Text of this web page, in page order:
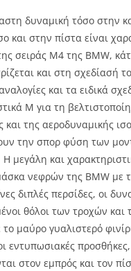
δυναμική τόσο στην
και στην πίστα είναι
σειράς Μ4 της BMW,
και στη σχεδίασή
και τα ειδικά
M για τη
της αεροδυναμικής
την σπορ φύση των
μεγάλη και
νεφρών της BMW με
διπλές περσίδες, οι
θόλοι των τροχών και
μαύρο γυαλιστερό
εντυπωσιακές
στον εμπρός και τον